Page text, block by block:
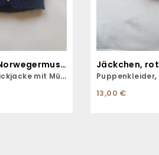
Jäckchen, blau, Norwegermuster
mit Mütze
Jäckchen,
Puppenkleider,
13,00 €